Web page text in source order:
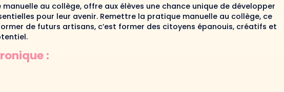
au collège, offre aux élèves une chance unique de développer
pour leur avenir. Remettre la pratique manuelle au collège, ce
de futurs artisans, c’est former des citoyens épanouis, créatifs et
: